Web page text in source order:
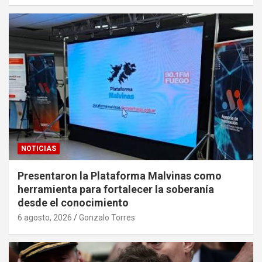
NOTICIAS
Presentaron la Plataforma Malvinas como
herramienta para fortalecer la soberanía
desde el conocimiento
6 agosto, 2026 Gonzalo Torres